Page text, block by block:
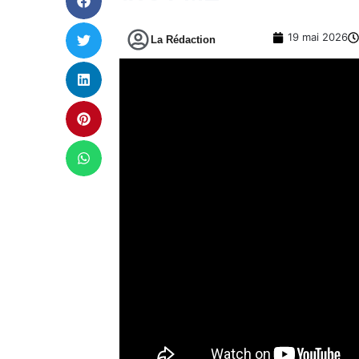
La Rédaction 19 mai 2026